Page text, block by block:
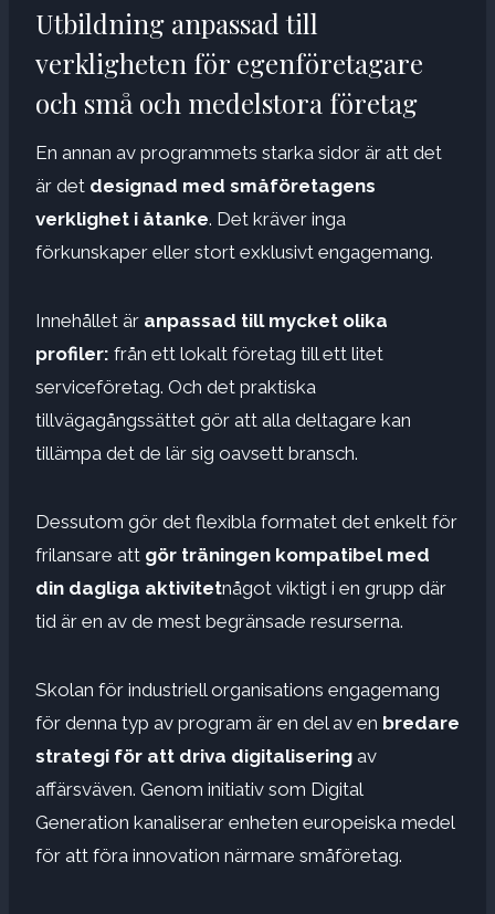
Utbildning anpassad till
verkligheten för egenföretagare
och små och medelstora företag
En annan av programmets starka sidor är att det
är det designad med småföretagens
verklighet i åtanke. Det kräver inga
förkunskaper eller stort exklusivt engagemang.
Innehållet är anpassad till mycket olika
profiler: från ett lokalt företag till ett litet
serviceföretag. Och det praktiska
tillvägagångssättet gör att alla deltagare kan
tillämpa det de lär sig oavsett bransch.
Dessutom gör det flexibla formatet det enkelt för
frilansare att gör träningen kompatibel med
din dagliga aktivitetnågot viktigt i en grupp där
tid är en av de mest begränsade resurserna.
Skolan för industriell organisations engagemang
för denna typ av program är en del av en bredare
strategi för att driva digitalisering av
affärsväven. Genom initiativ som Digital
Generation kanaliserar enheten europeiska medel
för att föra innovation närmare småföretag.